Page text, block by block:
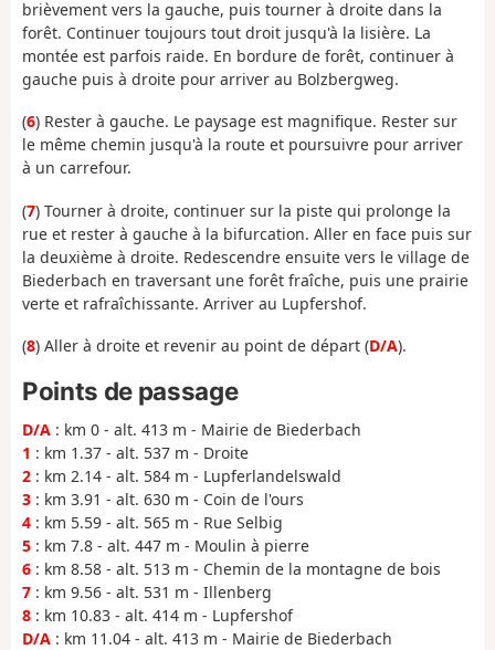
brièvement vers la gauche, puis tourner à droite dans la
forêt. Continuer toujours tout droit jusqu'à la lisière. La
montée est parfois raide. En bordure de forêt, continuer à
gauche puis à droite pour arriver au Bolzbergweg.
(6) Rester à gauche. Le paysage est magnifique. Rester sur
le même chemin jusqu'à la route et poursuivre pour arriver
à un carrefour.
(7) Tourner à droite, continuer sur la piste qui prolonge la
rue et rester à gauche à la bifurcation. Aller en face puis sur
la deuxième à droite. Redescendre ensuite vers le village de
Biederbach en traversant une forêt fraîche, puis une prairie
verte et rafraîchissante. Arriver au Lupfershof.
(8) Aller à droite et revenir au point de départ (D/A).
Points de passage
D/A : km 0 - alt. 413 m - Mairie de Biederbach
1 : km 1.37 - alt. 537 m - Droite
2 : km 2.14 - alt. 584 m - Lupferlandelswald
3 : km 3.91 - alt. 630 m - Coin de l'ours
4 : km 5.59 - alt. 565 m - Rue Selbig
5 : km 7.8 - alt. 447 m - Moulin à pierre
6 : km 8.58 - alt. 513 m - Chemin de la montagne de bois
7 : km 9.56 - alt. 531 m - Illenberg
8 : km 10.83 - alt. 414 m - Lupfershof
D/A : km 11.04 - alt. 413 m - Mairie de Biederbach